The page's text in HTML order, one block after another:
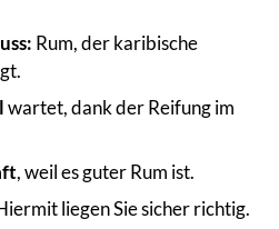
Rum, der karibische
wartet, dank der Reifung im
, weil es guter Rum ist.
liegen Sie sicher richtig.